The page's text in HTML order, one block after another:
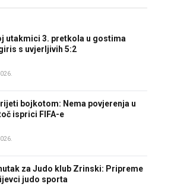
utakmici 3. pretkola u gostima
s uvjerljivih 5:2
bojkotom: Nema povjerenja u
isprici FIFA-e
za Judo klub Zrinski: Pripreme
judo sporta